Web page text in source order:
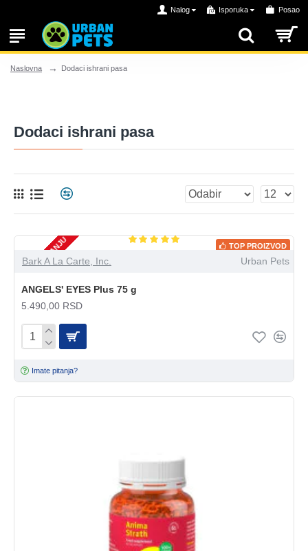
Nalog Isporuka Posao
Naslovna Dodaci ishrani pasa
Dodaci ishrani pasa
TOP PROIZVOD
NEMA NA STANJU
Bark A La Carte, Inc. Urban Pets
ANGELS' EYES Plus 75 g
5.490,00 RSD
Imate pitanja?